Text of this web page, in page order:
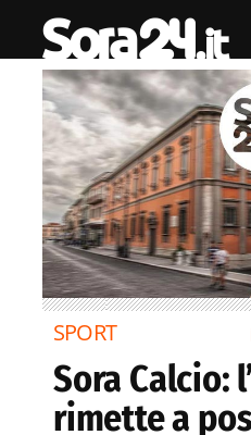
SPORT
Sora Calcio:
rimette a